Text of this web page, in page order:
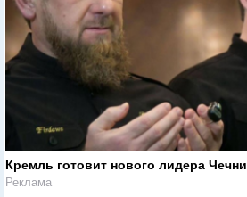
Кремль готовит нового лидера Чечни
Реклама